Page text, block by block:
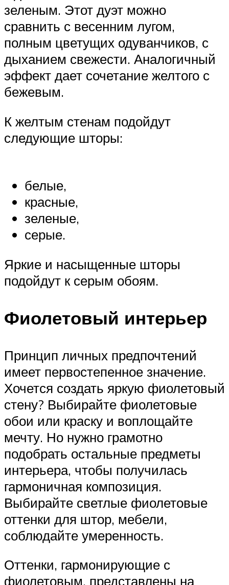
зеленым. Этот дуэт можно
сравнить с весенним лугом,
полным цветущих одуванчиков, с
дыханием свежести. Аналогичный
эффект дает сочетание желтого с
бежевым.
К желтым стенам подойдут
следующие шторы:
белые,
красные,
зеленые,
серые.
Яркие и насыщенные шторы
подойдут к серым обоям.
Фиолетовый интерьер
Принцип личных предпочтений
имеет первостепенное значение.
Хочется создать яркую фиолетовый
стену? Выбирайте фиолетовые
обои или краску и воплощайте
мечту. Но нужно грамотно
подобрать остальные предметы
интерьера, чтобы получилась
гармоничная композиция.
Выбирайте светлые фиолетовые
оттенки для штор, мебели,
соблюдайте умеренность.
Оттенки, гармонирующие с
фиолетовым, представлены на